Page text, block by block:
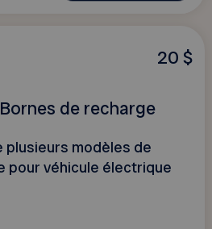
20 $
de recharge
plusieurs modèles de
pour véhicule électrique